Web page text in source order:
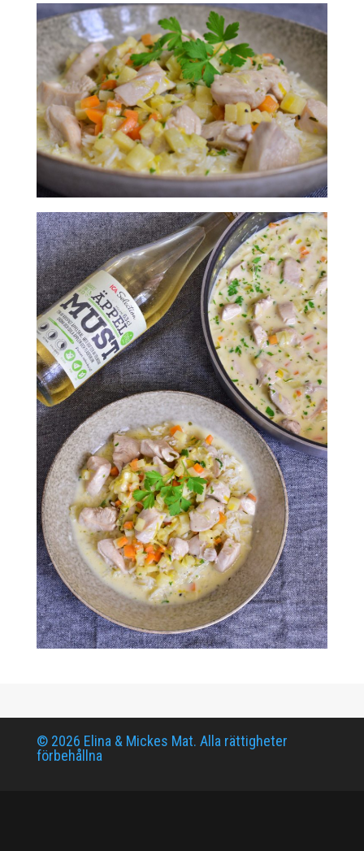
© 2026 Elina & Mickes Mat. Alla rättigheter
förbehållna